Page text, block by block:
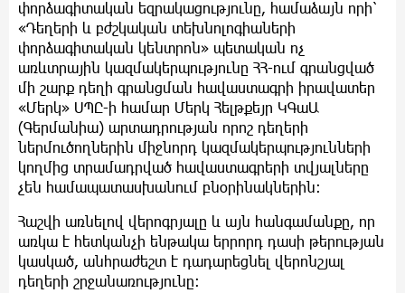
փորձագիտական եզրակացությունը, համաձայն որի՝
«Դեղերի և բժշկական տեխնոլոգիաների
փորձագիտական կենտրոն» պետական ոչ
առևտրային կազմակերպությունը ՀՀ-ում գրանցված
մի շարք դեղի գրանցման հավաստագրի իրավատեր
«Մերկ» ՍՊԸ-ի համար Մերկ Հելթքեյր ԿԳաԱ
(Գերմանիա) արտադրության որոշ դեղերի
ներմուծողներին միջնորդ կազմակերպությունների
կողմից տրամադրված հավաստագրերի տվյալները
չեն համապատասխանում բնօրինակներին։
Հաշվի առնելով վերոգրյալը և այն հանգամանքը, որ
առկա է հետկանչի ենթակա երրորդ դասի թերության
կասկած, անհրաժեշտ է դադարեցնել վերոնշյալ
դեղերի շրջանառությունը։